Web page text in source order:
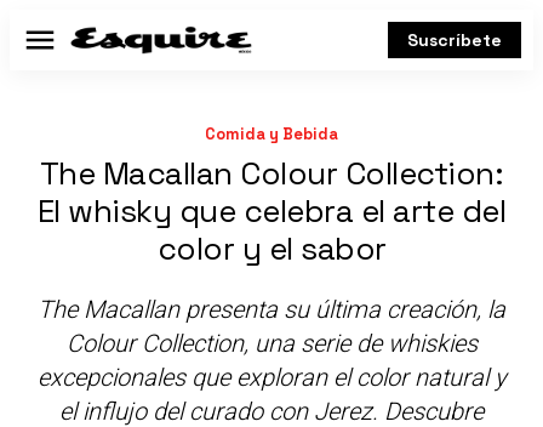
Menú Suscríbete
Comida y Bebida
The Macallan Colour Collection:
El whisky que celebra el arte del
color y el sabor
The Macallan presenta su última creación, la
Colour Collection, una serie de whiskies
excepcionales que exploran el color natural y
el influjo del curado con Jerez. Descubre